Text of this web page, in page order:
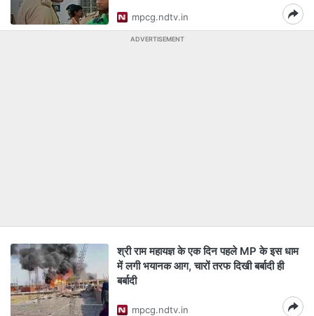
mpcg.ndtv.in
ADVERTISEMENT
श्री राम महायज्ञ के एक दिन पहले MP के इस धाम
में लगी भयानक आग, चारों तरफ दिखी बर्बादी ही
बर्बादी
mpcg.ndtv.in